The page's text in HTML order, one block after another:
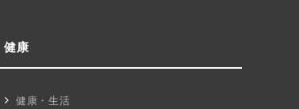
健康
健康・生活